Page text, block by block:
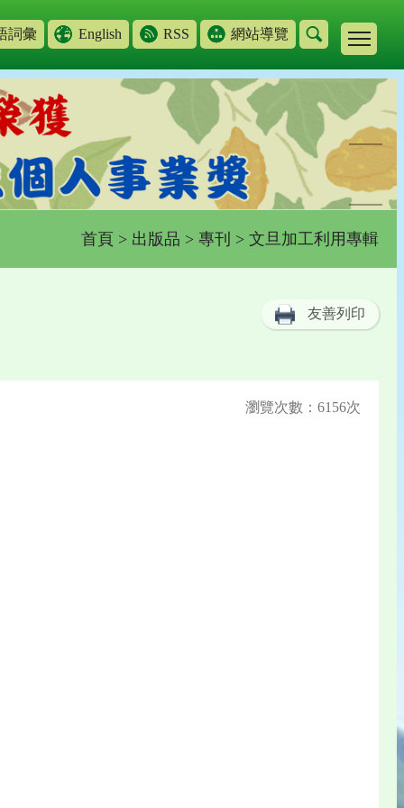
詞彙 English RSS 網站導覽
首頁 > 出版品 > 專刊 > 文旦加工利用專輯
友善列印
瀏覽次數：6156次